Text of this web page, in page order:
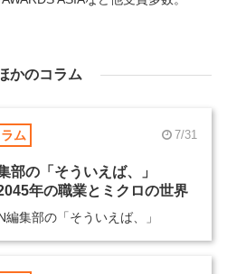
かのコラム
ム 7/31
部の「そういえば、」
年の職業とミクロの世界
編集部の「そういえば、」